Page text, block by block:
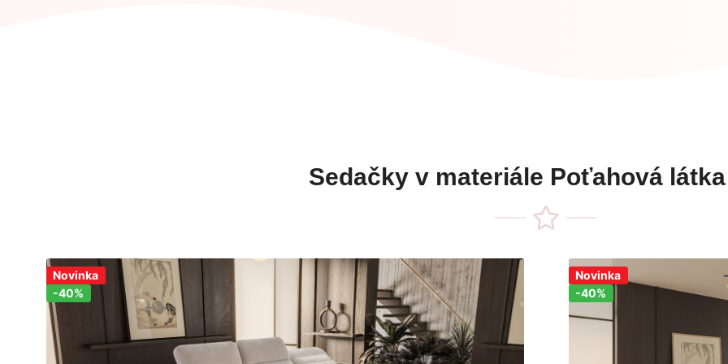
Sedačky v materiále Poťahová
Zľava!
-40%
Novinka Zľava!
-40%
Novinka